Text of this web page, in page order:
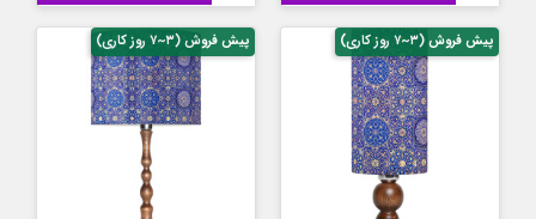
پیش فروش (۳~۷ روز کاری) پیش فروش (۳~۷ روز کاری)